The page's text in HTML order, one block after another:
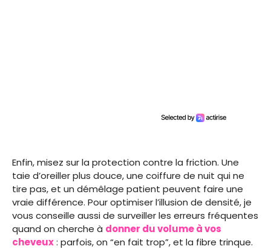
Enfin, misez sur la protection contre la friction. Une
taie d’oreiller plus douce, une coiffure de nuit qui ne
tire pas, et un démêlage patient peuvent faire une
vraie différence. Pour optimiser l’illusion de densité, je
vous conseille aussi de surveiller les erreurs fréquentes
quand on cherche à donner du volume à vos
cheveux: parfois, on “en fait trop”, et la fibre trinque.